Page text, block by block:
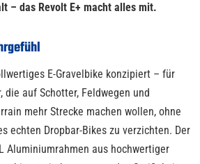
– das Revolt E+ macht alles mit.
E-Gravelbike konzipiert – für
die auf Schotter, Feldwegen und
mehr Strecke machen wollen, ohne
echten Dropbar-Bikes zu verzichten. Der
Aluminiumrahmen aus hochwertiger